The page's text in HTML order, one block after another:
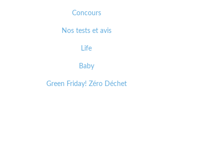
Concours
Nos tests et avis
Life
Baby
Green Friday! Zéro Déchet